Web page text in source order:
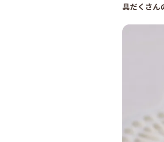
具だくさ